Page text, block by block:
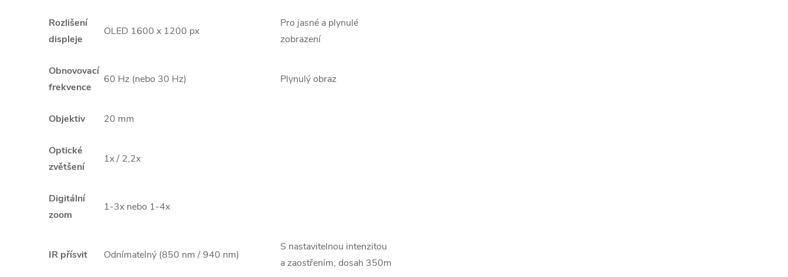
Rozlišení
displeje
OLED 1600 x 1200 px
Pro jasné a plynulé
zobrazení
Obnovovací
frekvence
60 Hz (nebo 30 Hz) Plynulý obraz
Objektiv 20 mm
Optické
zvětšení
1x / 2,2x
Digitální
zoom
1-3x nebo 1-4x
IR přísvit Odnímatelný (850 nm / 940 nm)
S nastavitelnou intenzitou
a zaostřením, dosah 350m